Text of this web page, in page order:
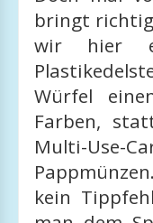
bringt
wir hier
Würfel
Farben,
Multi-
kein